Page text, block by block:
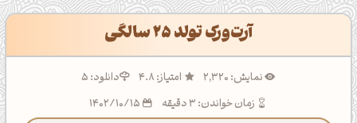
آرت‌ورک تولد 25 سالگی
نمایش: 2,320 امتیاز: 4.8
دانلود: 5
زمان خواندن: 3 دقیقه